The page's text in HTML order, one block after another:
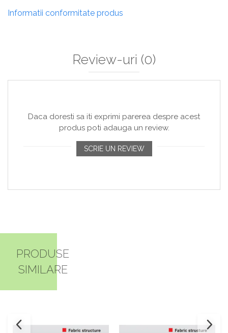
Informatii conformitate produs
Review-uri (0)
Daca doresti sa iti exprimi parerea despre acest
produs poti adauga un review.
SCRIE UN REVIEW
PRODUSE
SIMILARE